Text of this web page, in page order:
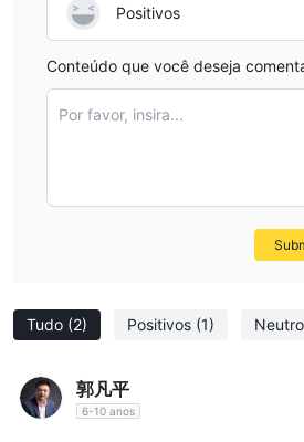
não está aberto no momento, não
outros serviços, como chat ao vivo,
ou 24/5, etc.
e-mail: cs@ EVEST global.com
fraudulenta. No entanto, isso não
esse corretor seja seguro e você deve
Este corretor está bem regulamentado?
aconselhável estar ciente de seus
Tudo (2) Positivos (1) Neutro
郭凡平
6-10 anos
Positivos
Conteúdo que você deseja
Por favor, insira...